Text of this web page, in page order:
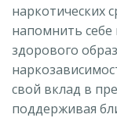
наркотических
напомнить
здорового
свой вклад в
поддерживая